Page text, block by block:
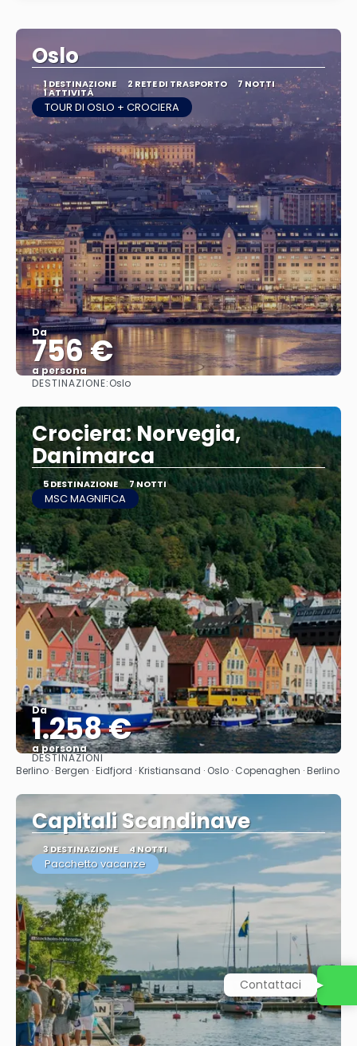
Oslo
1 DESTINAZIONE 2 RETE DI TRASPORTO 7 NOTTI
1 ATTIVITÀ
TOUR DI OSLO + CROCIERA
Da
756 €
a persona
DESTINAZIONE:Oslo
Crociera: Norvegia,
Danimarca
5 DESTINAZIONE 7 NOTTI
MSC MAGNIFICA
Da
1.258 €
a persona
Vedere
DESTINAZIONI
Berlino · Bergen · Eidfjord · Kristiansand · Oslo · Copenaghen · Berlino
Capitali Scandinave
3 DESTINAZIONE 4 NOTTI
Pacchetto vacanze
Contattaci